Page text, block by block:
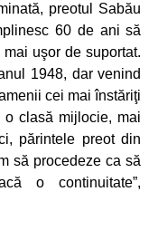
preotul Sabău
60 de ani să
uşor de suportat.
1948, dar venind
cei mai înstăriţi
clasă mijlocie, mai
părintele preot din
să procedeze ca să
o continuitate”,